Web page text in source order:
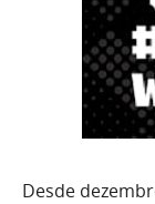
Desde